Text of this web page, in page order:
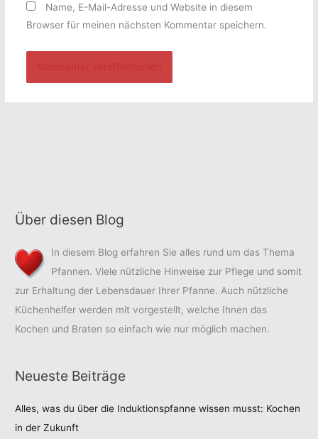
Name, E-Mail-Adresse und Website in diesem
Browser für meinen nächsten Kommentar speichern.
Über diesen Blog
In diesem Blog erfahren Sie alles rund um das Thema
Pfannen. Viele nützliche Hinweise zur Pflege und somit
zur Erhaltung der Lebensdauer Ihrer Pfanne. Auch nützliche
Küchenhelfer werden mit vorgestellt, welche Ihnen das
Kochen und Braten so einfach wie nur möglich machen.
Neueste Beiträge
Alles, was du über die Induktionspfanne wissen musst: Kochen
in der Zukunft